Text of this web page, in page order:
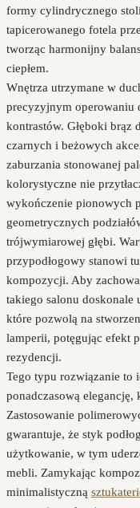
formy cylindrycznego
tapicerowanego fotela
tworząc harmonijny
ciepłem.
Wnętrza utrzymane w
precyzyjnym operowaniu
kontrastów. Głęboki brąz
czarnych i beżowych
zaburzania stonowanej
kolorystyczne nie
wykończenie pionowych
geometrycznych
trójwymiarowej głębi.
przypodłogowy stanowi
kompozycji. Aby
takiego salonu doskonale
które pozwolą na
lamperii, potęgując efekt
rezydencji.
Tego typu rozwiązanie to
ponadczasową
Zastosowanie
gwarantuje, że styk
użytkowanie, w tym
mebli. Zamykając
minimalistyczną